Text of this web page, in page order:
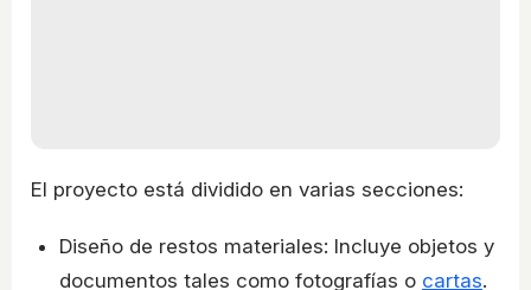
El proyecto está dividido en varias secciones:
Diseño de restos materiales: Incluye objetos y
documentos tales como fotografías o cartas.